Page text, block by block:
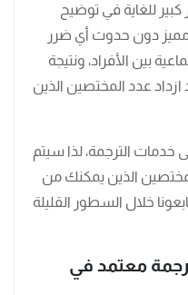
للغاية في توضيح
دون حدوث أي ضرر
بين الأفراد، ونتيجة
عدد المختصين الذين
خدمات الترجمة، لذا سيتم
الذين يمكنك من
خلال السطور القليلة
معتمد في